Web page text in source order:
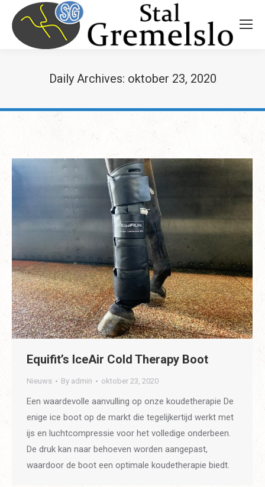
Daily Archives: oktober 23, 2020
Equifit’s IceAir Cold Therapy Boot
Nieuws By admin oktober 23, 2020
Een waardevolle aanvulling op onze koudetherapie De
enige ice boot op de markt die tegelijkertijd werkt met
ijs en luchtcompressie voor het volledige onderbeen.
De druk kan naar behoeven worden aangepast,
waardoor de boot een optimale koudetherapie biedt.